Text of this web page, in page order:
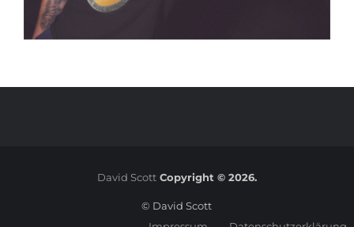
David ScottCopyright © 2026.
© David Scott